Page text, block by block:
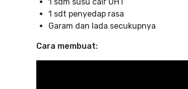
1 sdt penyedap rasa
Garam dan lada secukupnya
Cara membuat: